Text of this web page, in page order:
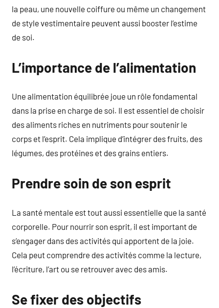
la peau, une nouvelle coiffure ou même un changement
de style vestimentaire peuvent aussi booster l’estime
de soi.
L’importance de l’alimentation
Une alimentation équilibrée joue un rôle fondamental
dans la prise en charge de soi. Il est essentiel de choisir
des aliments riches en nutriments pour soutenir le
corps et l’esprit. Cela implique d’intégrer des fruits, des
légumes, des protéines et des grains entiers.
Prendre soin de son esprit
La santé mentale est tout aussi essentielle que la santé
corporelle. Pour nourrir son esprit, il est important de
s’engager dans des activités qui apportent de la joie.
Cela peut comprendre des activités comme la lecture,
l’écriture, l’art ou se retrouver avec des amis.
Se fixer des objectifs